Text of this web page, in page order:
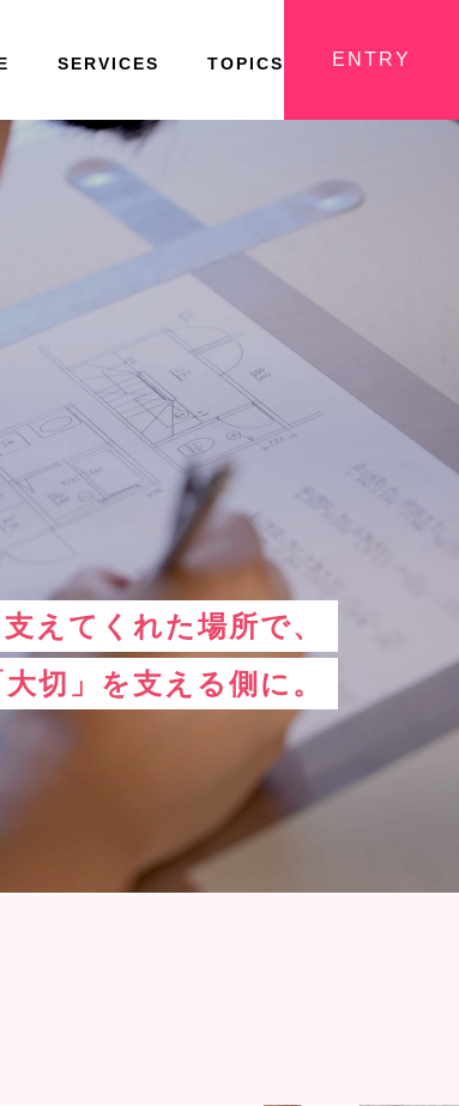
SERVICES TOPICS ENTRY
えてくれた場所で、
切」を支える側に。